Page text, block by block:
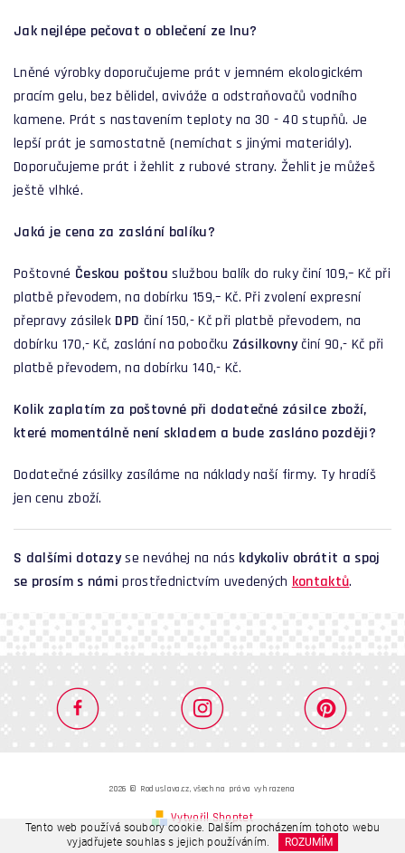
Jak nejlépe pečovat o oblečení ze lnu?
Lněné výrobky doporučujeme prát v jemném ekologickém
pracím gelu, bez bělidel, aviváže a odstraňovačů vodního
kamene. Prát s nastavením teploty na 30 - 40 stupňů. Je
lepší prát je samostatně (nemíchat s jinými materiály).
Doporučujeme prát i žehlit z rubové strany. Žehlit je můžeš
ještě vlhké.
Jaká je cena za zaslání balíku?
Poštovné Českou poštou službou balík do ruky činí 109,– Kč při
platbě převodem, na dobírku 159,– Kč. Při zvolení expresní
přepravy zásilek DPD činí 150,- Kč při platbě převodem, na
dobírku 170,- Kč, zaslání na pobočku Zásilkovnyčiní 90,- Kč při
platbě převodem, na dobírku 140,- Kč.
Kolik zaplatím za poštovné při dodatečné zásilce zboží,
které momentálně není skladem a bude zasláno později?
Dodatečné zásilky zasíláme na náklady naší firmy. Ty hradíš
jen cenu zboží.
S dalšími dotazyse neváhej na nás kdykoliv obrátit a spoj
se prosím s námi prostřednictvím uvedených kontaktů.
2026 © Roduslava.cz, všechna práva vyhrazena
Vytvořil Shoptet
Tento web používá soubory cookie. Dalším procházením tohoto webu
vyjadřujete souhlas s jejich používáním.
ROZUMÍM